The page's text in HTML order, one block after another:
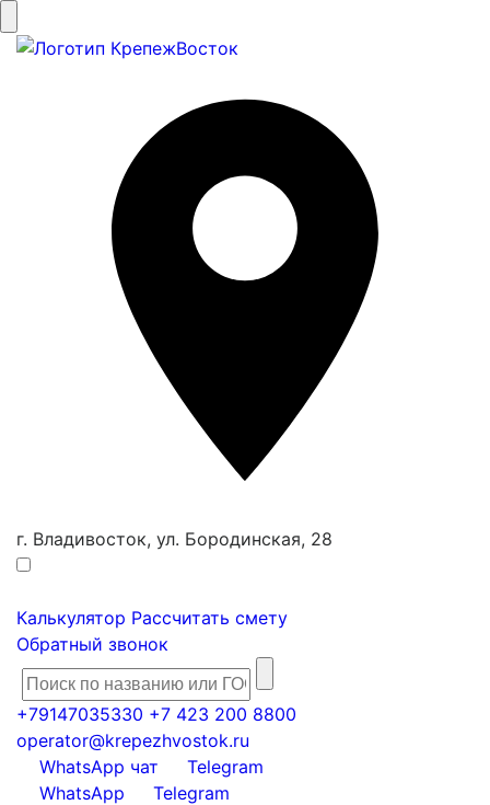
г. Владивосток, ул. Бородинская, 28
Калькулятор Рассчитать смету
Обратный звонок
+79147035330 +7 423 200 8800
operator@krepezhvostok.ru
WhatsApp чат
Telegram
WhatsApp
Telegram